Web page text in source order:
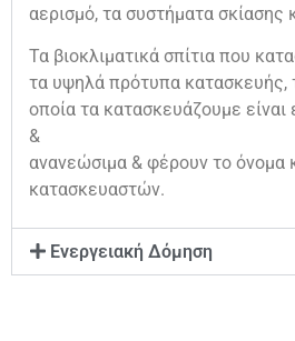
αερισμό, τα συστήματα σκίασης
Τα βιοκλιματικά σπίτια που
τα υψηλά πρότυπα κατασκευής,
οποία τα κατασκευάζουμε είναι
&
ανανεώσιμα & φέρουν το όνομα
κατασκευαστών.
Ενεργειακή Δόμηση